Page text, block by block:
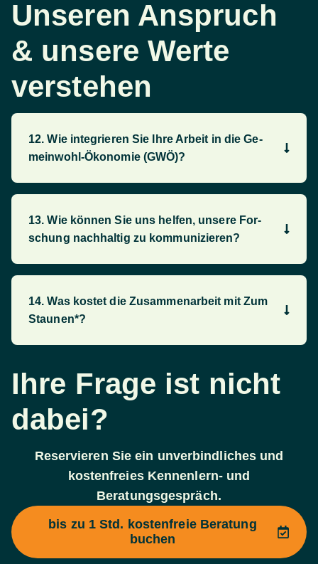
Unseren Anspruch
& unsere Werte
verstehen
12. Wie inte­grieren Sie Ihre Ar­beit in die Ge­
mein­wohl-­Öko­nom­ie (GWÖ)?
13. Wie können Sie uns hel­fen, un­sere For­
schung nach­hal­tig zu kommu­ni­zie­ren?
14. Was kostet die Zusammenarbeit mit Zum
Staunen*?
Ihre Frage ist nicht
dabei?
Reservieren Sie ein unverbindliches und
kostenfreies Kennenlern- und
Beratungsgespräch.
bis zu 1 Std. kostenfreie Beratung
buchen